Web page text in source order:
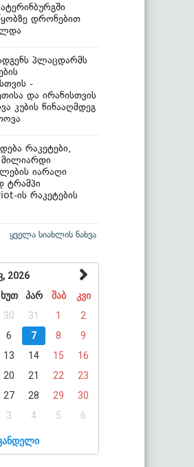
დრონებით
პლაცდარმს
-
და ირანისთვის
კუბის წინააღმდეგ
რაკეტები,
მილიარდი
იარაღი
ტრამპი
ის რაკეტების
ყველა სიახლის ნახვა
2026
ხუთ პარ შაბ
კვი
30 31 1
2
6 7 8
9
13 14 15
16
20 21 22
23
27 28 29
30
3 4 5 6